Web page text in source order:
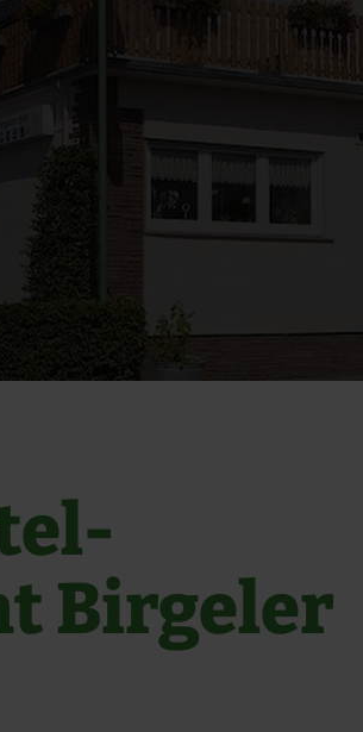
Birgeler